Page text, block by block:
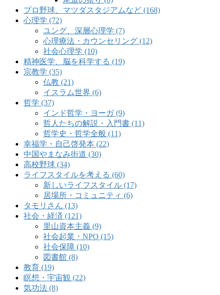
プロ野球、マツダスタジアムなど (168)
心理学 (72)
ユング、深層心理学 (7)
心理療法・カウンセリング (12)
社会心理学 (10)
精神医学、脳を科学する (19)
宗教学 (35)
仏教 (21)
イスラム世界 (6)
哲学 (37)
インド哲学・ヨーガ (9)
哲人たちの解説・入門書 (11)
哲学史・哲学全般 (11)
幸福学・自己啓発本 (22)
中国やまなみ街道 (30)
高校野球 (34)
ライフスタイルを考える (60)
新しいライフスタイル (17)
居場所・コミュニティ (6)
タモリさん (13)
社会・経済 (121)
里山資本主義 (9)
社会起業・NPO (15)
社会保障 (10)
図書館 (8)
教育 (19)
瞑想・宇宙観 (22)
気功法 (8)